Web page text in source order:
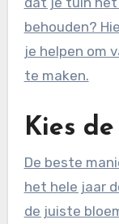
behouden?
je helpen om
te maken.
Kies
De beste
het hele jaar
de juiste